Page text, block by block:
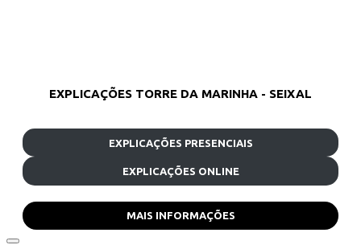
EXPLICAÇÕES TORRE DA MARINHA - SEIXAL
EXPLICAÇÕES PRESENCIAIS
EXPLICAÇÕES ONLINE
MAIS INFORMAÇÕES